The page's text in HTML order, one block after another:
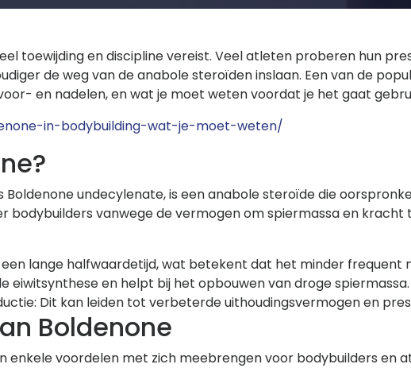
toewijding en discipline vereist. Veel atleten proberen hun
de weg van de anabole steroïden inslaan. Een van de
en nadelen, en wat je moet weten voordat je het gaat
in-bodybuilding-wat-je-moet-weten/
Boldenone undecylenate, is een anabole steroïde die
bodybuilders vanwege de vermogen om spiermassa en
lange halfwaardetijd, wat betekent dat het minder frequent
eiwitsynthese en helpt bij het opbouwen van droge spiermassa.
Dit kan leiden tot verbeterde uithoudingsvermogen en
Boldenone
enkele voordelen met zich meebrengen voor bodybuilders en